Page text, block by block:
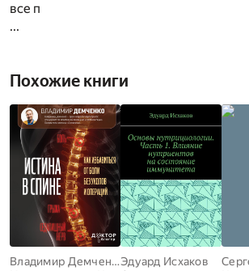
все п
...
Похожие книги
Владимир ДемченкоЭдуард Исхаков